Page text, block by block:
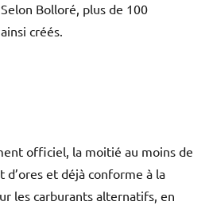
Bolloré, plus de 100
créés.
officiel, la moitié au moins de
d’ores et déjà conforme à la
les carburants alternatifs, en